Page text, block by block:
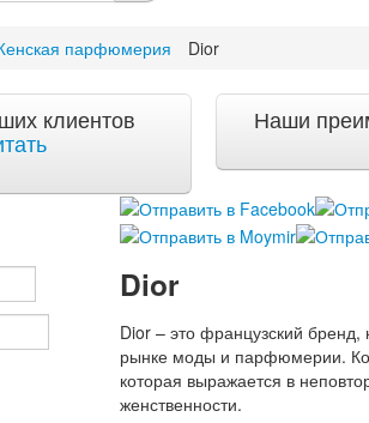
по Москве
задаваемые вопросы
парфюмерия Dior
клиентов
Наши
Dior
Dior – это французский
рынке моды и парфюмерии.
которая выражается в
женственности.